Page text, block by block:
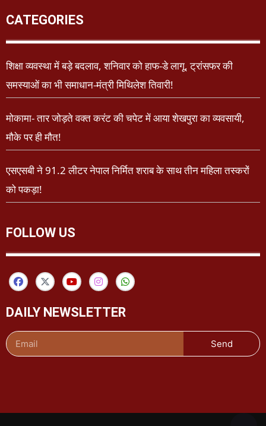
CATEGORIES
शिक्षा व्यवस्था में बड़े बदलाव, शनिवार को हाफ-डे लागू, ट्रांसफर की
समस्याओं का भी समाधान-मंत्री मिथिलेश तिवारी!
मोकामा- तार जोड़ते वक्त करंट की चपेट में आया शेखपुरा का व्यवसायी,
मौके पर ही मौत!
एसएसबी ने 91.2 लीटर नेपाल निर्मित शराब के साथ तीन महिला तस्करों
को पकड़ा!
FOLLOW US
DAILY NEWSLETTER
Send